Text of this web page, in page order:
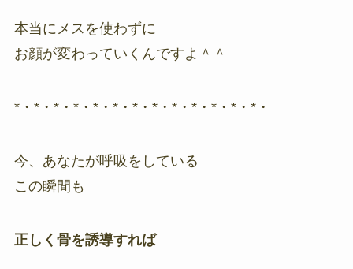
本当にメスを使わずに
お顔が変わっていくんですよ＾＾
*・*・*・*・*・*・*・*・*・*・*・*・*・
今、あなたが呼吸をしている
この瞬間も
正しく骨を誘導すれば